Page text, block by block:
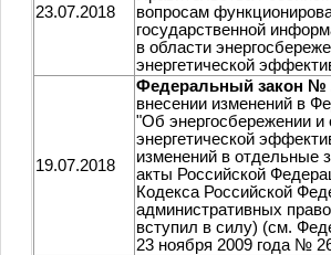
23.07.2018
вопросам
государственной
в области
энергетической
19.07.2018
Федеральный закон №
внесении изменений в
"Об энергосбережении
энергетической
изменений в отдельные
акты Российской
Кодекса Российской
административных
вступил в силу) (см.
23 ноября 2009 года №